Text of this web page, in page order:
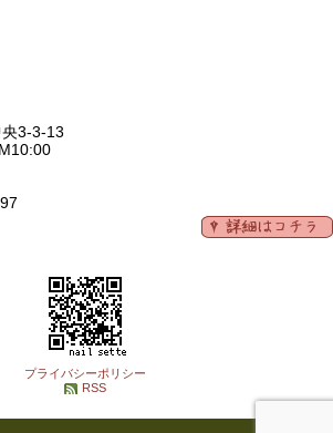
3-3-13
プライバシーポリシー
RSS